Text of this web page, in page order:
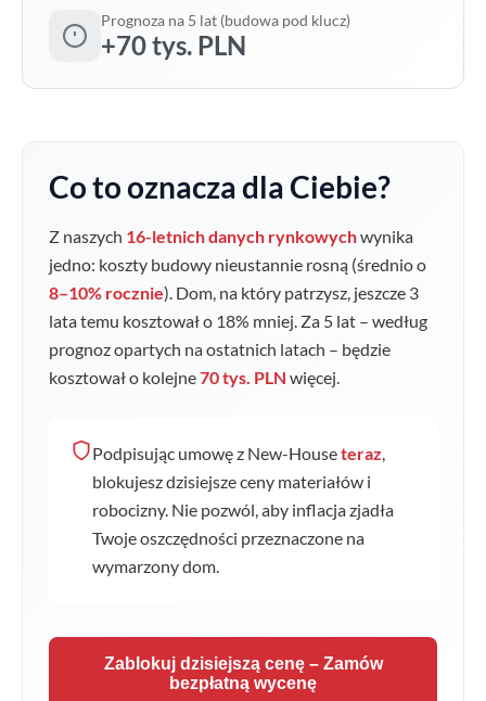
Prognoza na 5 lat (budowa pod klucz)
+70 tys. PLN
Co to oznacza dla Ciebie?
Z naszych 16-letnich danych rynkowychwynika
jedno: koszty budowy nieustannie rosną (średnio o
8–10% rocznie). Dom, na który patrzysz, jeszcze 3
lata temu kosztował o 18% mniej. Za 5 lat – według
prognoz opartych na ostatnich latach – będzie
kosztował o kolejne70 tys. PLN więcej.
Podpisując umowę z New-Houseteraz,
blokujesz dzisiejsze ceny materiałów i
robocizny. Nie pozwól, aby inflacja zjadła
Twoje oszczędności przeznaczone na
wymarzony dom.
Zablokuj dzisiejszą cenę – Zamów
bezpłatną wycenę